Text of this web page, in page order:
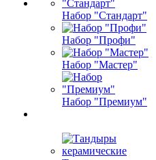
Набор "Стандарт"
Набор "Профи"
Набор "Мастер"
Набор "Премиум"